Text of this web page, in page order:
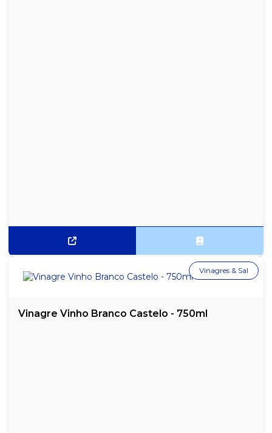
Vinagre Vinho Branco Castelo - 750ml
Vinagres & Sal